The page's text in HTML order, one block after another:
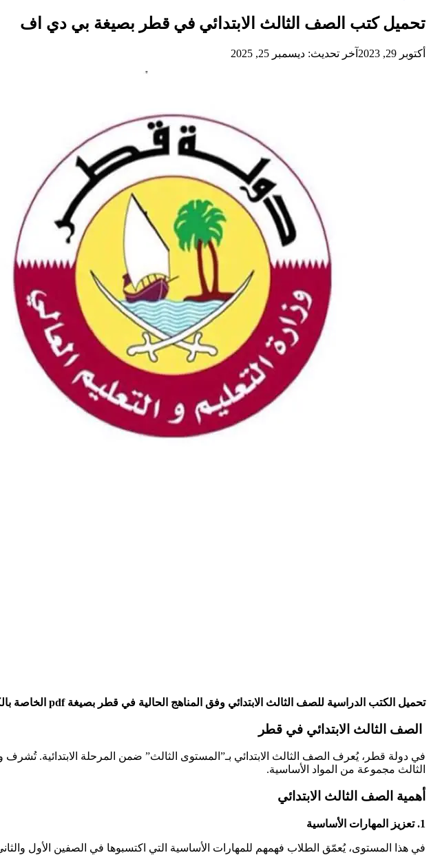
تحميل كتب الصف الثالث الابتدائي في قطر بصيغة بي دي اف
أكتوبر 29, 2023 آخر تحديث: ديسمبر 25, 2025
تحميل الكتب الدراسية للصف الثالث الابتدائي وفق المناهج الحالية في قطر بصيغة pdf الخاصة بالكتب الالكترونية لجعل قراءتها سهلة و ميسرة على الطلاب و الأساتذة.
الصف الثالث الابتدائي في قطر
في دولة قطر، يُعرف الصف الثالث الابتدائي بـ”المستوى الثالث” ضمن المرحلة الابتدائية. تُشرف
الثالث مجموعة من المواد الأساسية.
أهمية الصف الثالث الابتدائي
1. تعزيز المهارات الأساسية
في هذا المستوى، يُعمّق الطلاب فهمهم للمهارات الأساسية التي اكتسبوها في الصفين الأول